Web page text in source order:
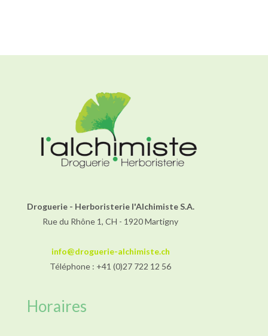
Droguerie - Herboristerie l'Alchimiste S.A.
Rue du Rhône 1, CH - 1920 Martigny
info@droguerie-alchimiste.ch
Téléphone : +41 (0)27 722 12 56
Horaires